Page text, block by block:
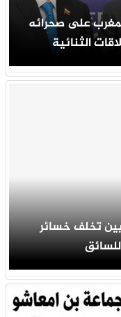
على صحرائه
الثنائية
تخلف خسائر